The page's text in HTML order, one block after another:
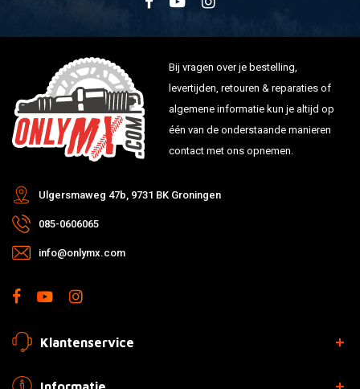
Bij vragen over je bestelling,
levertijden, retouren & reparaties of
algemene informatie kun je altijd op
één van de onderstaande manieren
contact met ons opnemen.
Ulgersmaweg 47b, 9731 BK Groningen
085-0606065
info@onlymx.com
Klantenservice